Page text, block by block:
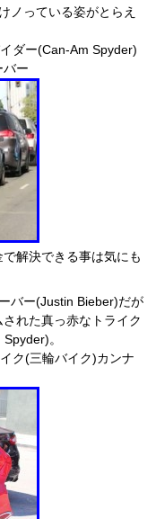
ノっている姿がとらえ
ダー(Can-Am Spyder)
バー
解決できる事は気にも
バー(Justin Bieber)だが
れた真っ赤なトライク
。
ク(三輪バイク)カンナ